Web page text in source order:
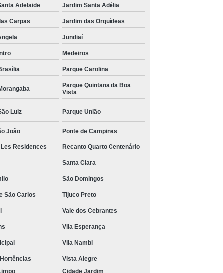
Adelaide Jardim Santa Adélia
Carpas Jardim das Orquídeas
Jundiaí
Medeiros
Parque Carolina
Parque Quintana da Boa
Vista
Luiz Parque União
João Ponte de Campinas
Residences Recanto Quarto Centenário
Santa Clara
São Domingos
São Carlos Tijuco Preto
Vale dos Cebrantes
Vila Esperança
Vila Nambi
Vista Alegre
Cidade Jardim